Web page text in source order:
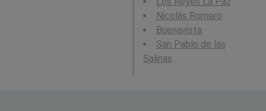
Nicolás Romero
Buenavista
San Pablo de las
Salinas